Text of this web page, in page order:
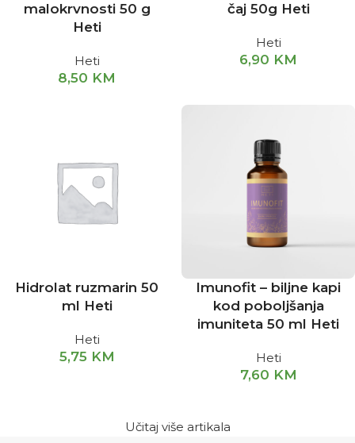
malokrvnosti 50 g
Heti
Heti
8,50 KM
čaj 50g Heti
Heti
6,90 KM
Hidrolat ruzmarin 50
ml Heti
Heti
5,75 KM
Imunofit – biljne kapi
kod poboljšanja
imuniteta 50 ml Heti
Heti
7,60 KM
Učitaj više artikala